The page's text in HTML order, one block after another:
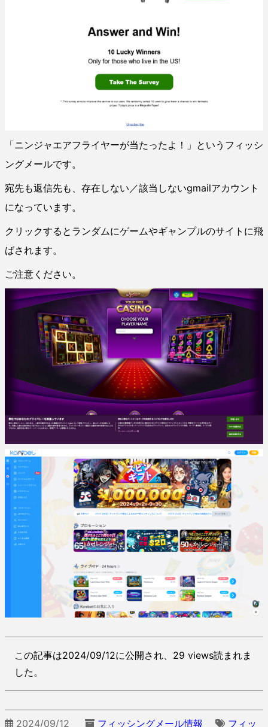
「ニンジャエアフライヤーが当たったよ！」というフィッシ
ングメールです。
宛先も返信先も、存在しない／該当しないgmailアカウント
になっています。
クリックするとランダムにゲームやギャンプルのサイトに飛
ばされます。
ご注意ください。
この記事は2024/09/12に公開され、29 views読まれま
した。
2024/09/12 フィッシングメール情報 フィッ